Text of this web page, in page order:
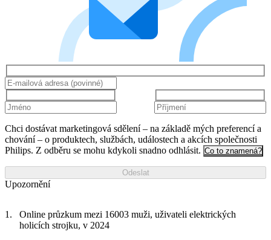
Chci dostávat marketingová sdělení – na základě mých preferencí a
chování – o produktech, službách, událostech a akcích společnosti
Philips. Z odběru se mohu kdykoli snadno odhlásit. Co to znamená?
Odeslat
Upozornění
Online průzkum mezi 16003 muži, uživateli elektrických
holicích strojku, v 2024